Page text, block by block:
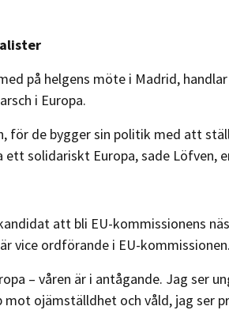
på helgens möte i Madrid,
i Europa.
för de bygger sin politik med att
solidariskt Europa, sade Löfven,
att bli EU-kommissionens
vice ordförande i EU-kommissionen.
– våren är i antågande. Jag ser
ojämställdhet och våld, jag ser